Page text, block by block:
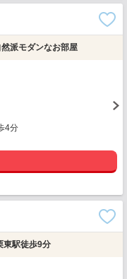
派モダンなお部屋
4分
東駅徒歩9分